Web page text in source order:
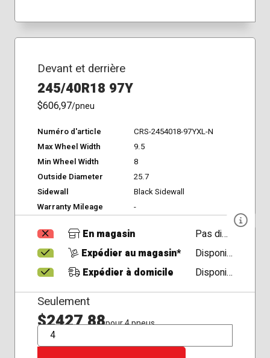
Devant et derrière
245/40R18 97Y
$606,97/pneu
Numéro d'article
CRS-2454018-97YXL-N
Max Wheel Width
9.5
Min Wheel Width
8
Outside Diameter
25.7
Sidewall
Black Sidewall
Warranty Mileage
-
En magasin
Pas disponible
Expédier au magasin*
Disponible
Expédier à domicile
Disponible
Seulement
$2427,88pour 4 pneus
QTÉ